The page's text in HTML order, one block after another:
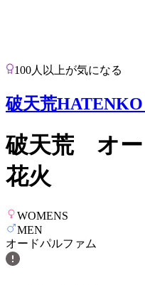
100人以上が気になる
破天荒
破天荒 オ
花火
WOMENS
MEN
オードパルファム